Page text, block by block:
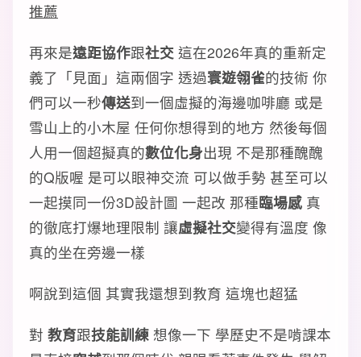
推薦
再來是遠距協作跟社交 這在2026年真的重新定
義了「見面」這兩個字 透過寰遊翎雀的技術 你
們可以一秒傳送到一個虛擬的海邊咖啡廳 或是
雪山上的小木屋 任何你想得到的地方 然後每個
人用一個超擬真的數位化身出現 不是那種醜醜
的Q版喔 是可以眼神交流 可以做手勢 甚至可以
一起摸同一份3D設計圖 一起改 那種臨場感 真
的徹底打爆地理限制 讓虛擬社交變得有溫度 像
真的坐在旁邊一樣
啊說到這個 其實我還想到教育 這塊也超猛
對 教育跟技能訓練 想像一下 學歷史不是啃課本